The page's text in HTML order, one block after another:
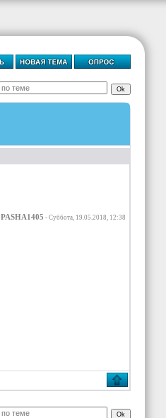
PASHA1405 - Суббота, 19.05.2018, 12:38